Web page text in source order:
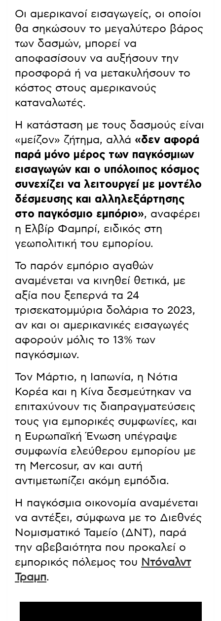
Οι αμερικανοί εισαγωγείς, οι οποίοι
θα σηκώσουν το μεγαλύτερο βάρος
των δασμών, μπορεί να
αποφασίσουν να αυξήσουν την
προσφορά ή να μετακυλήσουν το
κόστος στους αμερικανούς
καταναλωτές.
Η κατάσταση με τους δασμούς είναι
«μείζον» ζήτημα, αλλά «δεν αφορά
παρά μόνο μέρος των παγκόσμιων
εισαγωγών και ο υπόλοιπος κόσμος
συνεχίζει να λειτουργεί με μοντέλο
δέσμευσης και αλληλεξάρτησης
στο παγκόσμιο εμπόριο», αναφέρει
η Ελβίρ Φαμπρί, ειδικός στη
γεωπολιτική του εμπορίου.
Το παρόν εμπόριο αγαθών
αναμένεται να κινηθεί θετικά, με
αξία που ξεπερνά τα 24
τρισεκατομμύρια δολάρια το 2023,
αν και οι αμερικανικές εισαγωγές
αφορούν μόλις το 13% των
παγκόσμιων.
Τον Μάρτιο, η Ιαπωνία, η Νότια
Κορέα και η Κίνα δεσμεύτηκαν να
επιταχύνουν τις διαπραγματεύσεις
τους για εμπορικές συμφωνίες, και
η Ευρωπαϊκή Ένωση υπέγραψε
συμφωνία ελεύθερου εμπορίου με
τη Mercosur, αν και αυτή
αντιμετωπίζει ακόμη εμπόδια.
Η παγκόσμια οικονομία αναμένεται
να αντέξει, σύμφωνα με το Διεθνές
Νομισματικό Ταμείο (ΔΝΤ), παρά
την αβεβαιότητα που προκαλεί ο
εμπορικός πόλεμος του Ντόναλντ
Τραμπ.